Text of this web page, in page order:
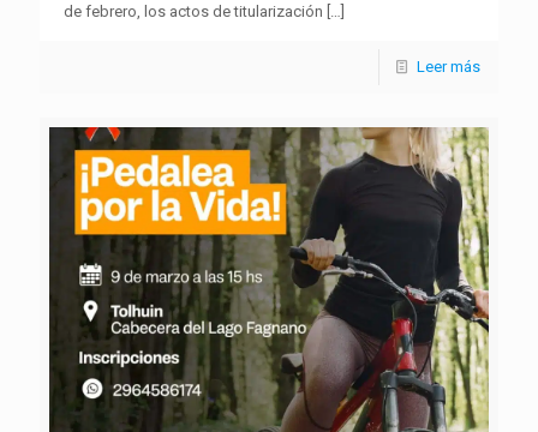
de febrero, los actos de titularización […]
Leer más